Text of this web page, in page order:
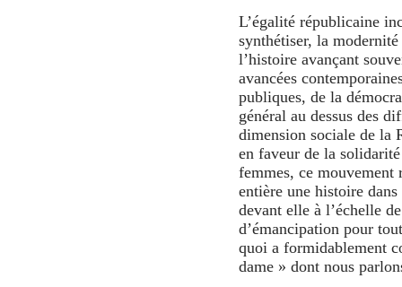
L’égalité républicaine
synthétiser, la
l’histoire avançant
avancées
publiques, de la
général au dessus des
dimension sociale de la
en faveur de la
femmes, ce
entière une histoire
devant elle à l’échelle
d’émancipation pour
quoi a formidablement
dame » dont nous